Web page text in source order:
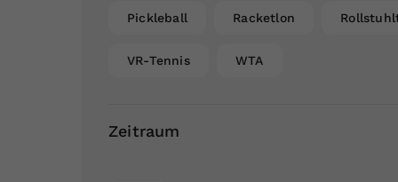
Pickleball Racketlon
VR-Tennis WTA
Zeitraum